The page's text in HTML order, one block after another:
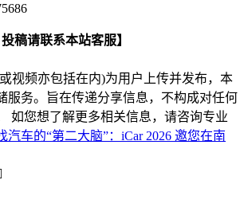
稿请联系本站客服】
视频亦包括在内)为用户上传并发布，本
服务。旨在传递分享信息，不构成对任何
如您想了解更多相关信息，请咨询专业
汽车的“第二大脑”：iCar 2026 邀您在南